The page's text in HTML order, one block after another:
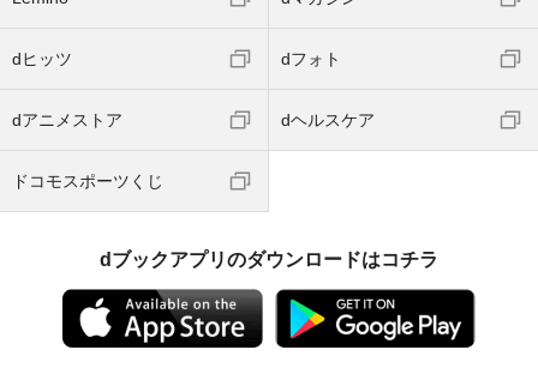
dヒッツ dフォト
dアニメストア dヘルスケア
ドコモスポーツくじ
dブックアプリのダウンロードはコチラ